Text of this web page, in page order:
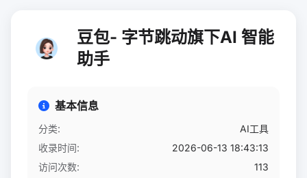
分类排行
自助广告
豆包- 字节跳动旗下AI 智能
助手
基本信息
分类:
AI工具
收录时间:
2026-06-13 18:43:13
访问次数:
113